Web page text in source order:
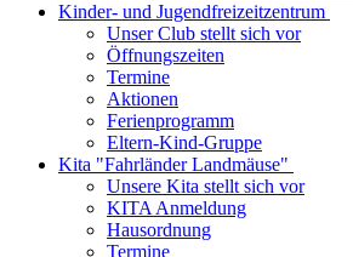
Kinder- und Jugendfreizeitzentrum
Unser Club stellt sich vor
Öffnungszeiten
Termine
Aktionen
Ferienprogramm
Eltern-Kind-Gruppe
Kita "Fahrländer Landmäuse"
Unsere Kita stellt sich vor
KITA Anmeldung
Hausordnung
Termine